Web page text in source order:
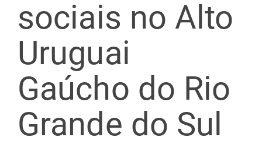
sociais no Alto
Uruguai
Gaúcho do Rio
Grande do Sul